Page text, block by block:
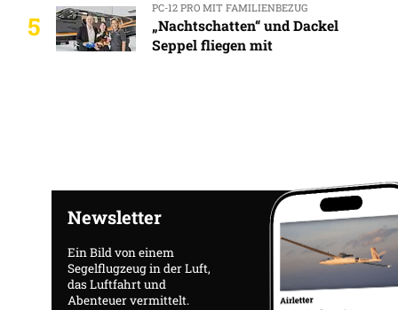
5
PC-12 PRO MIT FAMILIENBEZUG
„Nachtschatten“ und Dackel
Seppel fliegen mit
Newsletter
Ein Bild von einem
Segelflugzeug in der Luft,
das Luftfahrt und
Abenteuer vermittelt.